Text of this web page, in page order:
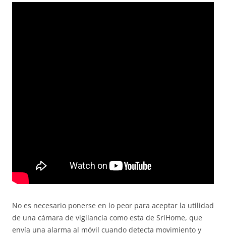
No es necesario ponerse en lo peor para aceptar la utilidad
de una cámara de vigilancia como esta de SriHome, que
envía una alarma al móvil cuando detecta movimiento y